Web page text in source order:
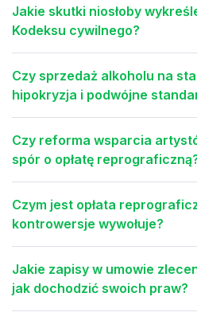
Jakie skutki niosłoby
Kodeksu cywilnego?
Czy sprzedaż alkoholu na
hipokryzja i podwójne
Czy reforma wsparcia
spór o opłatę
Czym jest opłata
kontrowersje wywołuje?
Jakie zapisy w umowie
jak dochodzić swoich praw?